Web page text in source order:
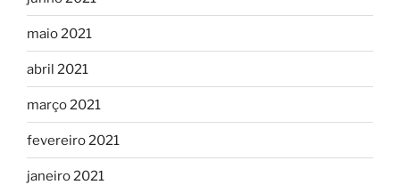
maio 2021
abril 2021
março 2021
fevereiro 2021
janeiro 2021